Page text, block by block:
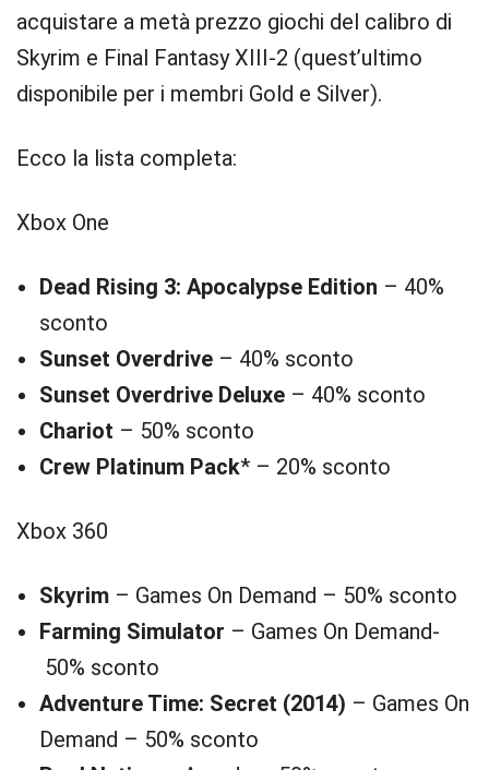
acquistare a metà prezzo giochi del calibro di
Skyrim e Final Fantasy XIII-2 (quest’ultimo
disponibile per i membri Gold e Silver).
Ecco la lista completa:
Xbox One
Dead Rising 3: Apocalypse Edition – 40%
sconto
Sunset Overdrive – 40% sconto
Sunset Overdrive Deluxe – 40% sconto
Chariot – 50% sconto
Crew Platinum Pack* – 20% sconto
Xbox 360
Skyrim – Games On Demand – 50% sconto
Farming Simulator – Games On Demand-
50% sconto
Adventure Time: Secret (2014) – Games On
Demand – 50% sconto